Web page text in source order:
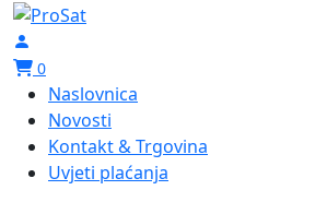
0
Naslovnica
Novosti
Kontakt & Trgovina
Uvjeti plaćanja